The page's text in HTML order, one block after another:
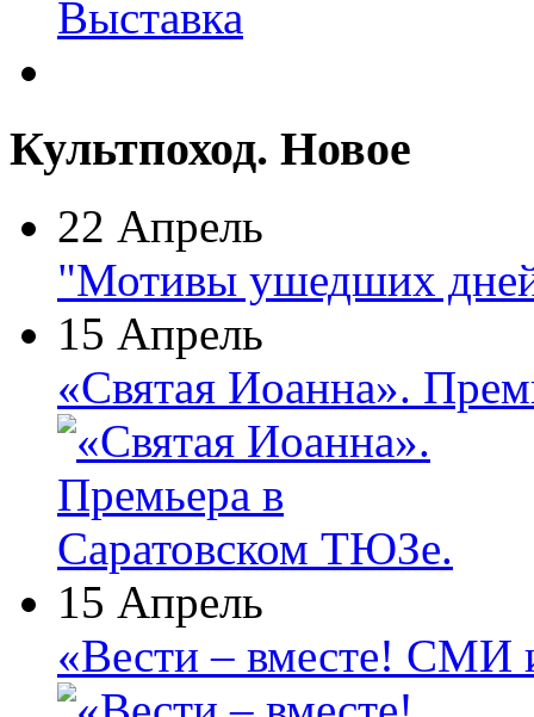
Культпоход. Новое
22 Апрель
"Мотивы ушедших
15 Апрель
«Святая Иоанна».
15 Апрель
«Вести – вместе! СМИ